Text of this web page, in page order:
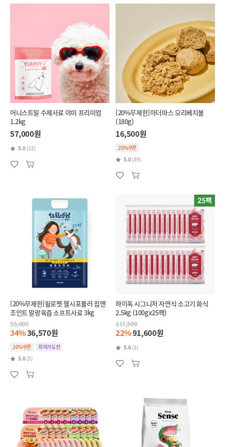
어니스트밀 수제사료 야미 프리미엄
1.2kg
57,000원
5.0 (32)
[20%무제한]아더마스 오리베지볼
(180g)
16,500원
20%쿠폰
5.0 (39)
[20%무제한]윌로펫 헬시포뮬러 힙앤
조인트 말랑육즙 소프트사료 3kg
55,000
34%36,570원
20%쿠폰
최저가도전
5.0 (5)
하이독 시그니처 자연식 소고기 화식
2.5kg (100gx25팩)
117,500
22%91,600원
5.0 (3)